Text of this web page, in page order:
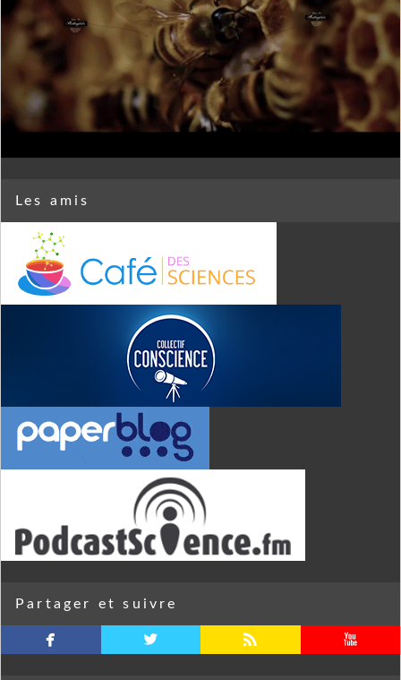
Les amis
Partager et suivre
facebook twitterbird rss youtube